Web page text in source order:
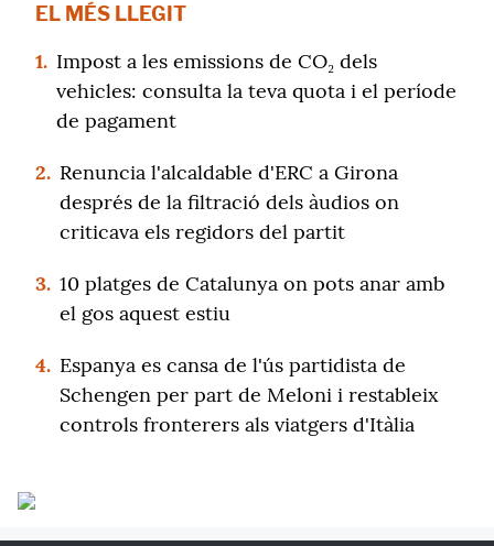
EL MÉS LLEGIT
1. Impost a les emissions de CO₂ dels
vehicles: consulta la teva quota i el període
de pagament
2. Renuncia l'alcaldable d'ERC a Girona
després de la filtració dels àudios on
criticava els regidors del partit
3. 10 platges de Catalunya on pots anar amb
el gos aquest estiu
4. Espanya es cansa de l'ús partidista de
Schengen per part de Meloni i restableix
controls fronterers als viatgers d'Itàlia